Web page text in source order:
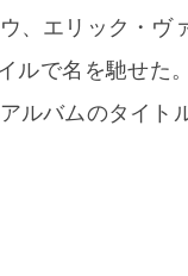
、エリック・ヴ
ルで名を馳せた
ルバムのタイト